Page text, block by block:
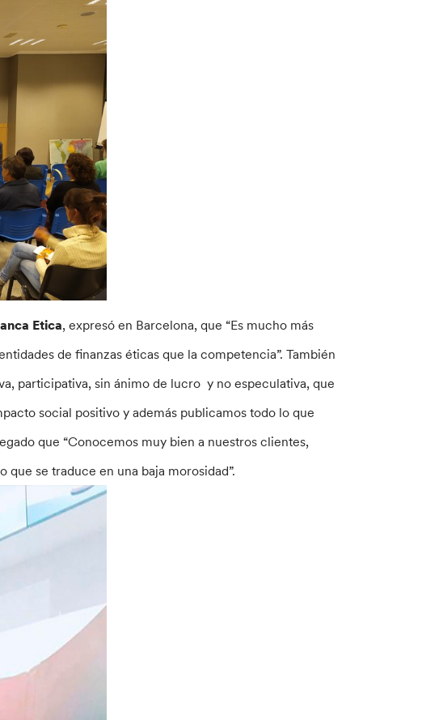
Etica, expresó en Barcelona, que “Es mucho más
de finanzas éticas que la competencia”. También
participativa, sin ánimo de lucro y no especulativa, que
social positivo y además publicamos todo lo que
que “Conocemos muy bien a nuestros clientes,
se traduce en una baja morosidad”.